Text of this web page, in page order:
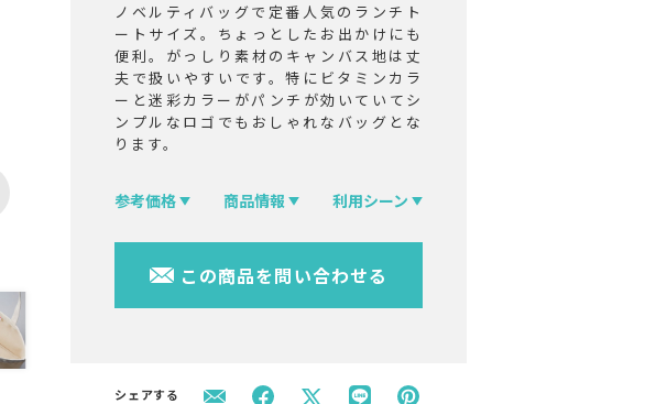
ノベルティバッグで定番人気のランチト
ートサイズ。ちょっとしたお出かけにも
便利。がっしり素材のキャンバス地は丈
夫で扱いやすいです。特にビタミンカラ
ーと迷彩カラーがパンチが効いていてシ
ンプルなロゴでもおしゃれなバッグとな
ります。
参考価格 商品情報 利用シーン
この商品を問い合わせる
シェアする